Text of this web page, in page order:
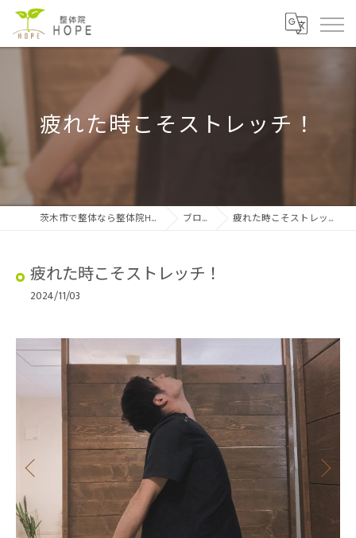
疲れた時こそストレッチ！
茨木市で整体なら整体院HOPE ブログ 疲れた時こそストレッチ！
疲れた時こそストレッチ！
2024/11/03